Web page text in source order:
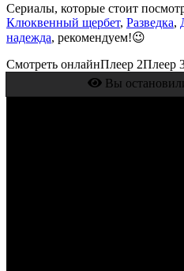
Сериалы, которые стоит
Клюквенный щербет, Разведка,
надежда, рекомендуем!😉
Смотреть онлайнПлеер 2Плеер
Вы